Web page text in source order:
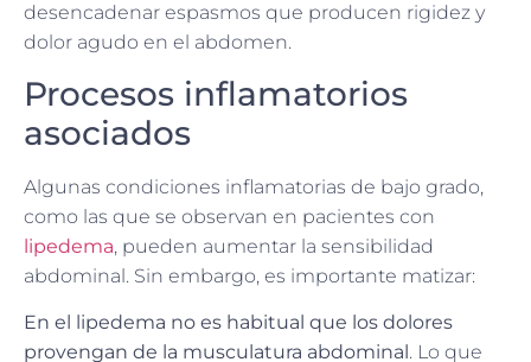
desencadenar espasmos que producen rigidez y
dolor agudo en el abdomen.
Procesos inflamatorios
asociados
Algunas condiciones inflamatorias de bajo grado,
como las que se observan en pacientes con
lipedema, pueden aumentar la sensibilidad
abdominal. Sin embargo, es importante matizar:
En el lipedema no es habitual que los dolores
provengan de la musculatura abdominal. Lo que